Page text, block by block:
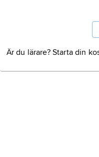
Är du lärare? Starta din